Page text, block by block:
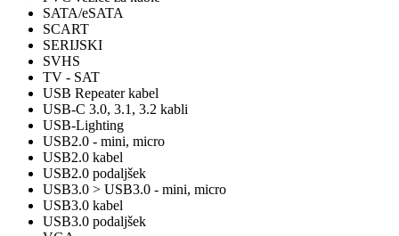
SATA/eSATA
SCART
SERIJSKI
SVHS
TV - SAT
USB Repeater kabel
USB-C 3.0, 3.1, 3.2 kabli
USB-Lighting
USB2.0 - mini, micro
USB2.0 kabel
USB2.0 podaljšek
USB3.0 > USB3.0 - mini, micro
USB3.0 kabel
USB3.0 podaljšek